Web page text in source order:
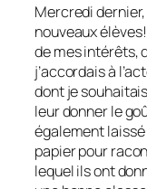
Mercredi
nouveaux
de mes intérêts,
j’accordais à
dont je
leur donner le
également
papier pour
lequel ils ont